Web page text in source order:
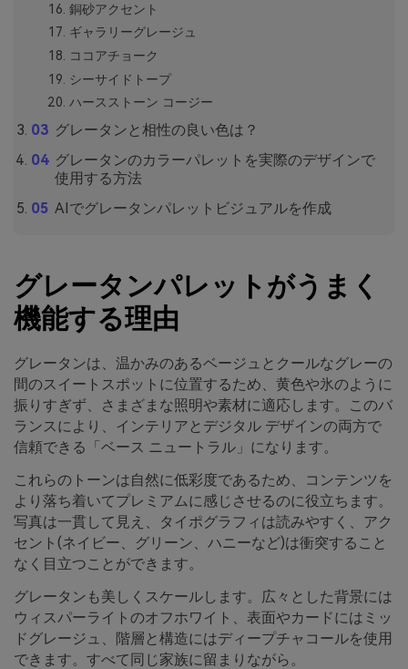
銅砂アクセント
ギャラリーグレージュ
ココアチョーク
シーサイドトープ
ハースストーン コージー
グレータンと相性の良い色は？
グレータンのカラーパレットを実際のデザインで
使用する方法
AIでグレータンパレットビジュアルを作成
グレータンパレットがうまく
機能する理由
グレータンは、温かみのあるベージュとクールなグレーの
間のスイートスポットに位置するため、黄色や氷のように
振りすぎず、さまざまな照明や素材に適応します。このバ
ランスにより、インテリアとデジタル デザインの両方で
信頼できる「ベース ニュートラル」になります。
これらのトーンは自然に低彩度であるため、コンテンツを
より落ち着いてプレミアムに感じさせるのに役立ちます。
写真は一貫して見え、タイポグラフィは読みやすく、アク
セント(ネイビー、グリーン、ハニーなど)は衝突すること
なく目立つことができます。
グレータンも美しくスケールします。広々とした背景には
ウィスパーライトのオフホワイト、表面やカードにはミッ
ドグレージュ、階層と構造にはディープチャコールを使用
できます。すべて同じ家族に留まりながら。